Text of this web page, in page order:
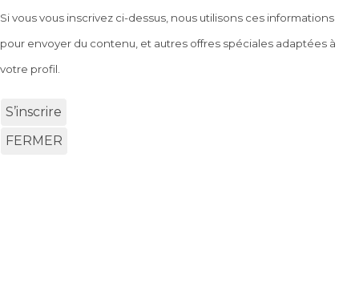
Si vous vous inscrivez ci-dessus, nous utilisons ces informations
pour envoyer du contenu, et autres offres spéciales adaptées à
votre profil.
S’inscrire
FERMER